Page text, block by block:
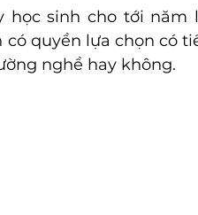
sinh cho tới năm
quyền lựa chọn có
nghề hay không.